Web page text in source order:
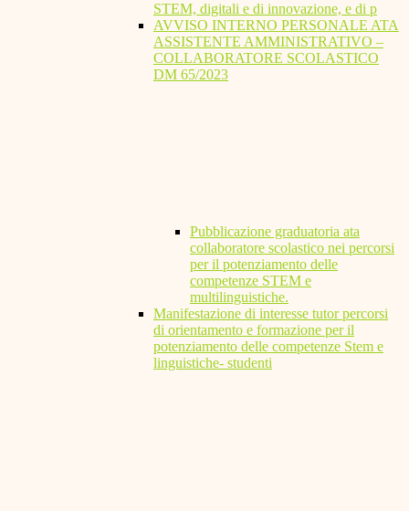
STEM, digitali e di innovazione, e di p
AVVISO INTERNO PERSONALE ATA
ASSISTENTE AMMINISTRATIVO –
COLLABORATORE SCOLASTICO
DM 65/2023
Pubblicazione graduatoria ata
collaboratore scolastico nei percorsi
per il potenziamento delle
competenze STEM e
multilinguistiche.
Manifestazione di interesse tutor percorsi
di orientamento e formazione per il
potenziamento delle competenze Stem e
linguistiche- studenti